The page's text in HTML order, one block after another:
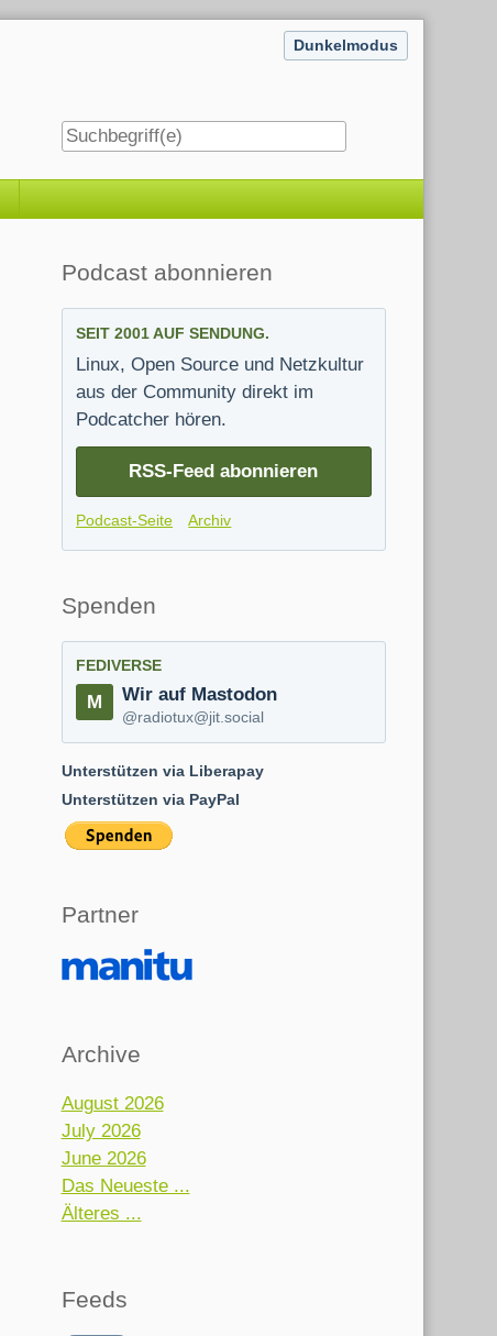
Dunkelmodus
Seitenleiste
Podcast abonnieren
SEIT 2001 AUF SENDUNG.
Linux, Open Source und Netzkultur
aus der Community direkt im
Podcatcher hören.
RSS-Feed abonnieren
Podcast-Seite Archiv
Spenden
FEDIVERSE
Wir auf Mastodon
@radiotux@jit.social
Unterstützen via Liberapay
Unterstützen via PayPal
Partner
Archive
August 2026
July 2026
June 2026
Das Neueste ...
Älteres ...
Feeds